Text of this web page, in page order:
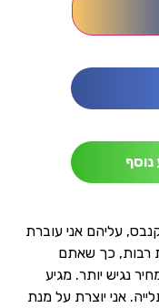
עליהם אני עוברת
רבות, כך שאתם
נגיש יותר. מגיע
אני יוצרת על מנת